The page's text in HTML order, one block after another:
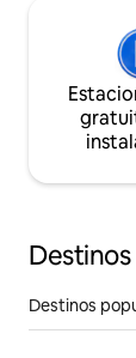
Destinos